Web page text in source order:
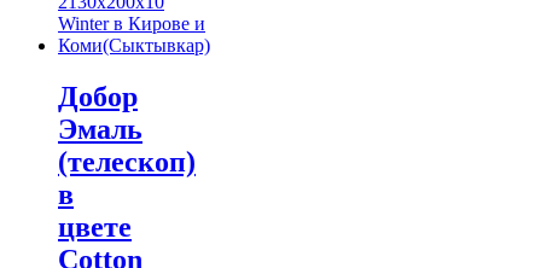
Добор
Эмаль
(телескоп)
в
цвете
Cotton